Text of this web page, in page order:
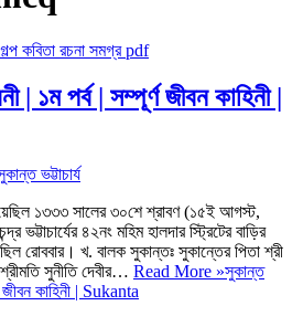
| ১ম পর্ব | সম্পূর্ণ জীবন কাহিনী |
ভট্টাচার্য
১৩৩৩ সালের ৩০শে শ্রাবণ (১৫ই আগস্ট,
ভট্টাচার্যের ৪২নং মহিম হালদার স্ট্রিটের বাড়ির
রোববার। খ. বালক সুকান্তঃ সুকান্তের পিতা শ্রী
শ্রীমতি সুনীতি দেবীর… Read More »সুকান্ত
জীবন কাহিনী | Sukanta